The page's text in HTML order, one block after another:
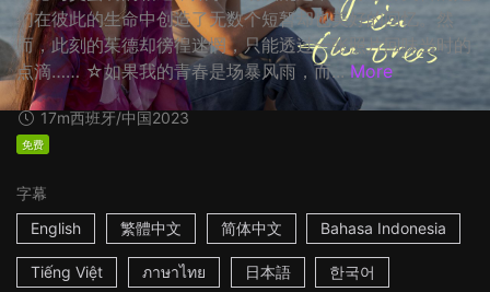
们在彼此的生命中创造了无数个短暂却也美好的回忆。然
而，此刻的茱德却徬徨迷惘，只能透过一张照片回味当时的
点滴…… ☆如果我的青春是场暴风雨，而... More
17m西班牙/中国2023
免费
字幕
English
繁體中文 简体中文 Bahasa Indonesia
Tiếng Việt ภาษาไทย 日本語 한국어